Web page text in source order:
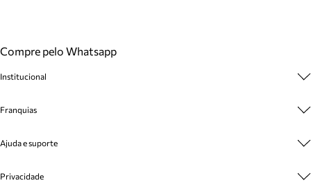
Compre pelo Whatsapp
Institucional
Cashback
Venda Corporativa
Mapa do Site
Franquias
Plano de Negócio
Ajuda e suporte
Cadastro
Privacidade